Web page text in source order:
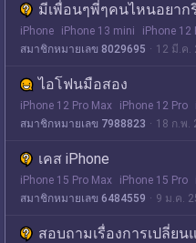
มีเพื่อนๆพี่ๆคนไหนอยาก
iPhone iPhone 13 mini iPhone 12
สมาชิกหมายเลข 8029695
12 มี.ค.
ไอโฟนมือสอง
iPhone 12 Pro Max iPhone 12 Pro
สมาชิกหมายเลข 7988823
18 ก.พ.
เคส iPhone
iPhone 15 Pro Max iPhone 15 Pro
สมาชิกหมายเลข 6484559
9 ม.ค.
สอบถามเรื่องการเปลี่ย